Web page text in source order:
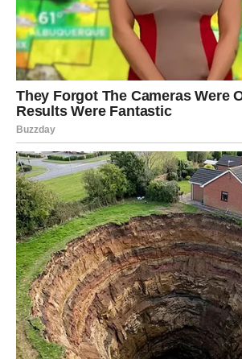
Ružina vodica: umiruje kožu, umanjuje
osvježavajući miris.
Kukuruzni škrob služi kao prirodni
blagom alternativom botoksu. Aloe vera gel
umirujuće djelovanje na kožu, bori se protiv
efekte opeklina od sunca i poboljšava
Ulje slatkog badema hrani kožu
omekšati i izgladiti bore. Med pruža
antibakterijska svojstva i pomaže u
Maslinovo ulje: povećava razinu vlage i
Kurkuma: posvjetljuje ton kože i smanjuje
Mjere predostrožnosti
Test alergije:Provedite test flastera prije
biste spriječili moguće reakcije.